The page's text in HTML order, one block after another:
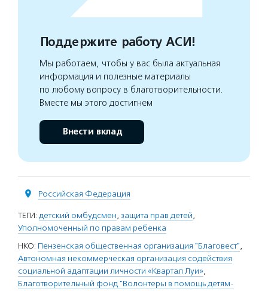
Поддержите работу АСИ!
Мы работаем, чтобы у вас была актуальная
информация и полезные материалы
по любому вопросу в благотворительности.
Вместе мы этого достигнем
Внести вклад
Российская Федерация
ТЕГИ: детский омбудсмен, защита прав детей,
Уполномоченный по правам ребенка
НКО: Пензенская общественная организация "Благовест",
Автономная некоммерческая организация содействия
социальной адаптации личности «Квартал Луи»,
Благотворительный фонд "Волонтеры в помощь детям-